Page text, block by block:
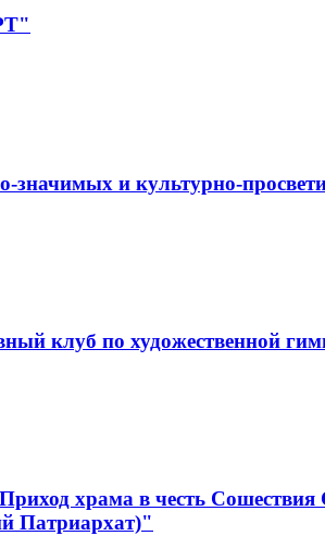
и культурно-
клуб по художественной
храма в честь
Патриархат)"